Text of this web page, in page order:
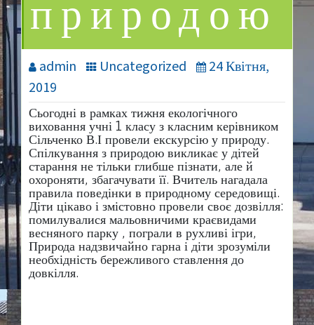
природою
admin Uncategorized
24 Квітня,
2019
Сьогодні в рамках тижня екологічного
виховання учні 1 класу з класним керівником
Сільченко В.І провели екскурсію у природу.
Спілкування з природою викликає у дітей
старання не тільки глибше пізнати, але й
охороняти, збагачувати її. Вчитель нагадала
правила поведінки в природному середовищі.
Діти цікаво і змістовно провели своє дозвілля:
помилувалися мальовничими краєвидами
весняного парку , пограли в рухливі ігри,
Природа надзвичайно гарна і діти зрозуміли
необхідність бережливого ставлення до
довкілля.